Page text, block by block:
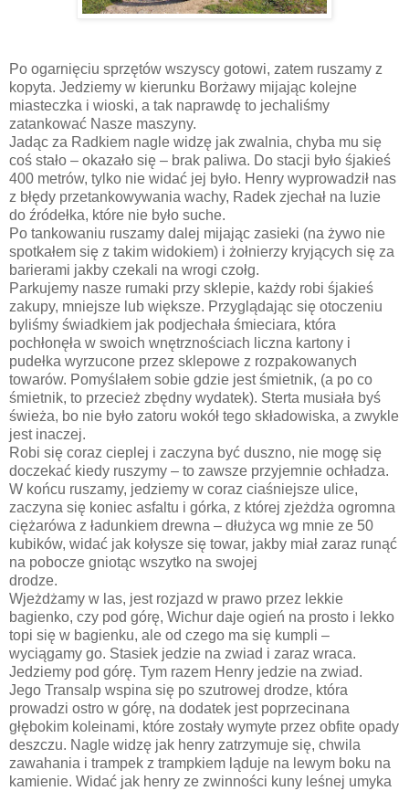
Po ogarnięciu sprzętów wszyscy gotowi, zatem ruszamy z
kopyta. Jedziemy w kierunku Borżawy mijając kolejne
miasteczka i wioski, a tak naprawdę to jechaliśmy
zatankować Nasze maszyny.
Jadąc za Radkiem nagle widzę jak zwalnia, chyba mu się
coś stało – okazało się – brak paliwa. Do stacji było śjakieś
400 metrów, tylko nie widać jej było. Henry wyprowadził nas
z błędy przetankowywania wachy, Radek zjechał na luzie
do źródełka, które nie było suche.
Po tankowaniu ruszamy dalej mijając zasieki (na żywo nie
spotkałem się z takim widokiem) i żołnierzy kryjących się za
barierami jakby czekali na wrogi czołg.
Parkujemy nasze rumaki przy sklepie, każdy robi śjakieś
zakupy, mniejsze lub większe. Przyglądając się otoczeniu
byliśmy świadkiem jak podjechała śmieciara, która
pochłonęła w swoich wnętrznościach liczna kartony i
pudełka wyrzucone przez sklepowe z rozpakowanych
towarów. Pomyślałem sobie gdzie jest śmietnik, (a po co
śmietnik, to przecież zbędny wydatek). Sterta musiała byś
świeża, bo nie było zatoru wokół tego składowiska, a zwykle
jest inaczej.
Robi się coraz cieplej i zaczyna być duszno, nie mogę się
doczekać kiedy ruszymy – to zawsze przyjemnie ochładza.
W końcu ruszamy, jedziemy w coraz ciaśniejsze ulice,
zaczyna się koniec asfaltu i górka, z której zjeżdża ogromna
ciężarówa z ładunkiem drewna – dłużyca wg mnie ze 50
kubików, widać jak kołysze się towar, jakby miał zaraz runąć
na pobocze gniotąc wszytko na swojej
drodze.
Wjeżdżamy w las, jest rozjazd w prawo przez lekkie
bagienko, czy pod górę, Wichur daje ogień na prosto i lekko
topi się w bagienku, ale od czego ma się kumpli –
wyciągamy go. Stasiek jedzie na zwiad i zaraz wraca.
Jedziemy pod górę. Tym razem Henry jedzie na zwiad.
Jego Transalp wspina się po szutrowej drodze, która
prowadzi ostro w górę, na dodatek jest poprzecinana
głębokim koleinami, które zostały wymyte przez obfite opady
deszczu. Nagle widzę jak henry zatrzymuje się, chwila
zawahania i trampek z trampkiem ląduje na lewym boku na
kamienie. Widać jak henry ze zwinności kuny leśnej umyka